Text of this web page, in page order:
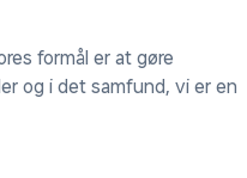
formål er at gøre
og i det samfund, vi er en